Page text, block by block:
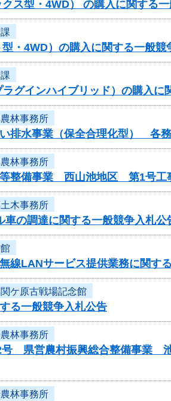
ス型・4WD） の購入に関する一
・4WD）の購入に関する一般競
グインハイブリッド）の購入に
林事務所
い排水事業（保全合理化型）
林事務所
等整備事業 西山池地区 第1号工
木事務所
車の調達に関する一般競争入札公
線LANサービス提供業務に関す
ケ原古戦場記念館
る一般競争入札公告
林事務所
号 県営農村振興総合整備事
林事務所